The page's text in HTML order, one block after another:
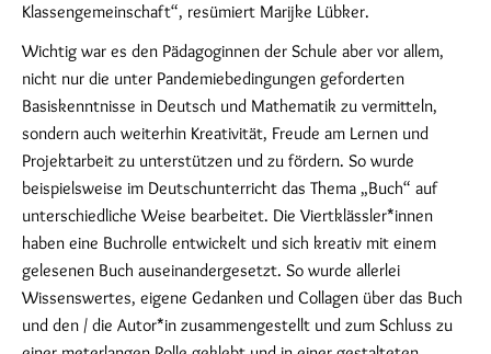
Klassengemeinschaft“, resümiert Marijke Lübker.
Wichtig war es den Pädagoginnen der Schule aber vor allem,
nicht nur die unter Pandemiebedingungen geforderten
Basiskenntnisse in Deutsch und Mathematik zu vermitteln,
sondern auch weiterhin Kreativität, Freude am Lernen und
Projektarbeit zu unterstützen und zu fördern. So wurde
beispielsweise im Deutschunterricht das Thema „Buch“ auf
unterschiedliche Weise bearbeitet. Die Viertklässler*innen
haben eine Buchrolle entwickelt und sich kreativ mit einem
gelesenen Buch auseinandergesetzt. So wurde allerlei
Wissenswertes, eigene Gedanken und Collagen über das Buch
und den / die Autor*in zusammengestellt und zum Schluss zu